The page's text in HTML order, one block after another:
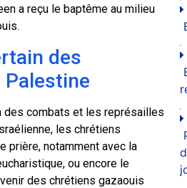
a reçu le baptême au milieu
des
des combats et les représailles
les chrétiens
prière, notamment avec la
ou encore le
des chrétiens gazaouis